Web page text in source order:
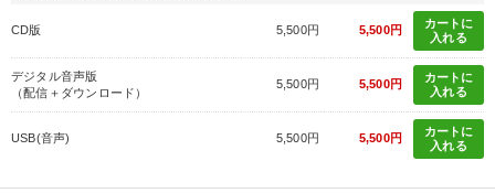
CD版 5,500円 5,500円
カートに
入れる
デジタル音声版
（配信＋ダウンロード）
5,500円 5,500円
カートに
入れる
USB(音声) 5,500円 5,500円
カートに
入れる